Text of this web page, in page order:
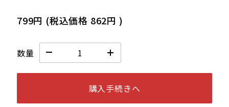
799円 (税込価格 862円 )
数量
購入手続きへ